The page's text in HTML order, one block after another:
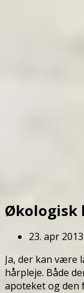
Økologisk
23. apr 2013
Ja, der kan være
hårpleje. Både
apoteket og den